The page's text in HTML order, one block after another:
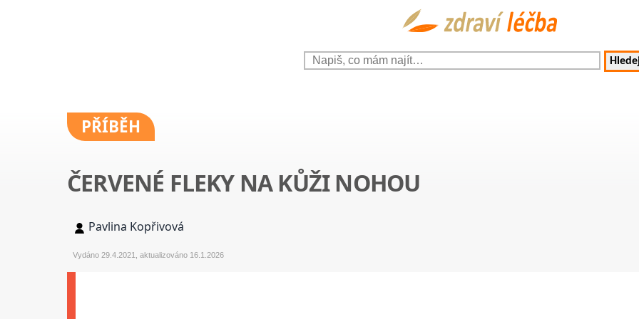
PŘÍBĚH
ČERVENÉ FLEKY NA KŮŽI NOHOU
Pavlina Kopřivová
Vydáno 29.4.2021, aktualizováno 16.1.2026